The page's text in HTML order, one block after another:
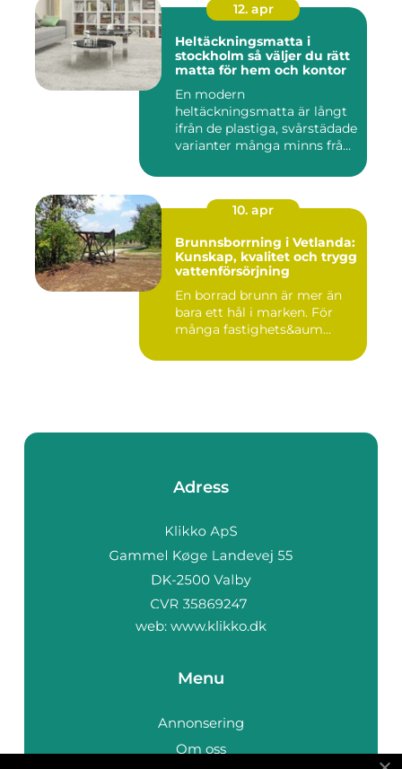
12. apr
Heltäckningsmatta i
stockholm så väljer du rätt
matta för hem och kontor
En modern
heltäckningsmatta är långt
ifrån de plastiga, svårstädade
varianter många minns från
10. apr
Brunnsborrning i Vetlanda:
Kunskap, kvalitet och trygg
vattenförsörjning
En borrad brunn är mer än
bara ett hål i marken. För
många fastighets&aum...
Adress
web: www.klikko.dk
Menu
Annonsering
Om oss